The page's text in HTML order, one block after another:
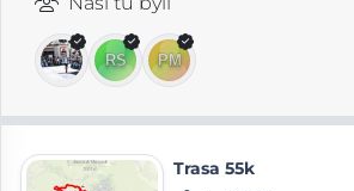
Trasa 55k